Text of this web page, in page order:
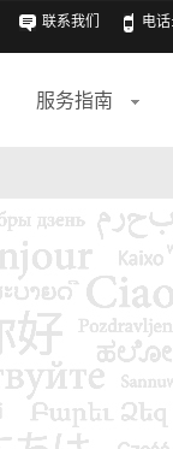
联系我们 电话
服务指南